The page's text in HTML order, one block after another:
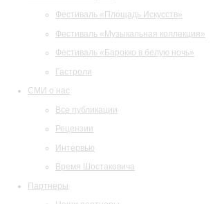
Фестиваль «Площадь Искусств»
Фестиваль «Музыкальная коллекция»
Фестиваль «Барокко в белую ночь»
Гастроли
СМИ о нас
Все публикации
Рецензии
Интервью
Время Шостаковича
Партнеры